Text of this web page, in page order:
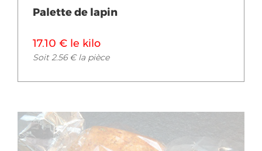
Palette de lapin
17.10 € le kilo
Soit 2.56 € la pièce